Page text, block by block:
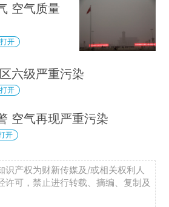
空气质量
开
六级严重污染
开
空气再现严重污染
开
识产权为财新传媒及/或相关权利人
许可，禁止进行转载、摘编、复制及